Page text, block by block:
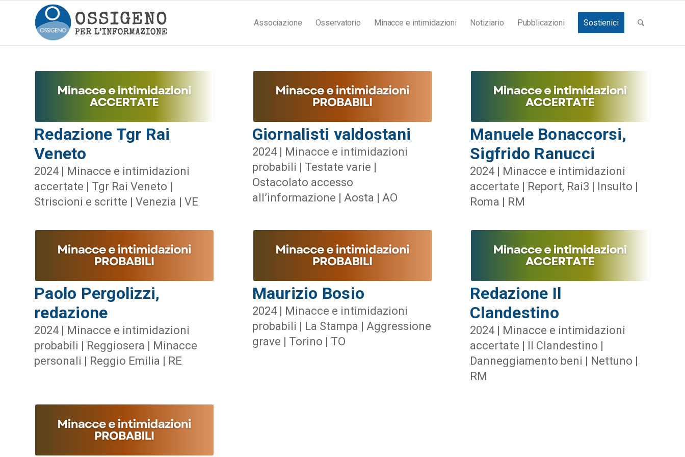
Associazione Osservatorio Minacce e intimidazioni Notiziario Pubblicazioni Sostienici
Redazione Tgr Rai
Veneto
2024 | Minacce e intimidazioni
accertate | Tgr Rai Veneto |
Striscioni e scritte | Venezia | VE
Giornalisti valdostani
2024 | Minacce e intimidazioni
probabili | Testate varie |
Ostacolato accesso
all’informazione | Aosta | AO
Manuele Bonaccorsi,
Sigfrido Ranucci
2024 | Minacce e intimidazioni
accertate | Report, Rai3 | Insulto |
Roma | RM
Paolo Pergolizzi,
redazione
2024 | Minacce e intimidazioni
probabili | Reggiosera | Minacce
personali | Reggio Emilia | RE
Maurizio Bosio
2024 | Minacce e intimidazioni
probabili | La Stampa | Aggressione
grave | Torino | TO
Redazione Il
Clandestino
2024 | Minacce e intimidazioni
accertate | Il Clandestino |
Danneggiamento beni | Nettuno |
RM